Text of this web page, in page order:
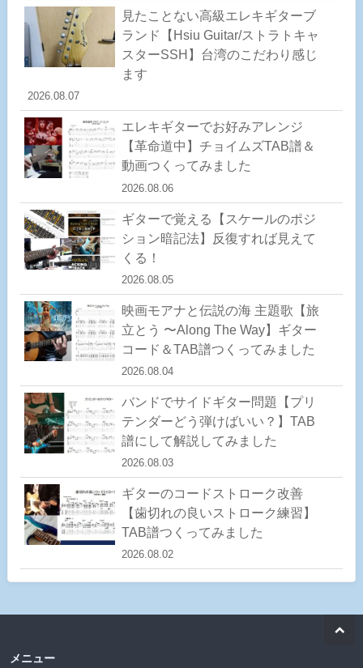
見たことない高級エレキギターブ
ランド【Hsiu Guitar/ストラトキャ
スターSSH】台湾のこだわり感じ
ます
2026.08.07
エレキギターでお好みアレンジ
【革命道中】チョイムズTAB譜＆
動画つくってみました
2026.08.06
ギターで覚える【スケールのポジ
ション暗記法】反復すれば見えて
くる！
2026.08.05
映画モアナと伝説の海 主題歌【旅
立とう 〜Along The Way】ギター
コード＆TAB譜つくってみました
2026.08.04
バンドでサイドギター問題【プリ
テンダーどう弾けばいい？】TAB
譜にして解説してみました
2026.08.03
ギターのコードストローク改善
【歯切れの良いストローク練習】
TAB譜つくってみました
2026.08.02
メニュー